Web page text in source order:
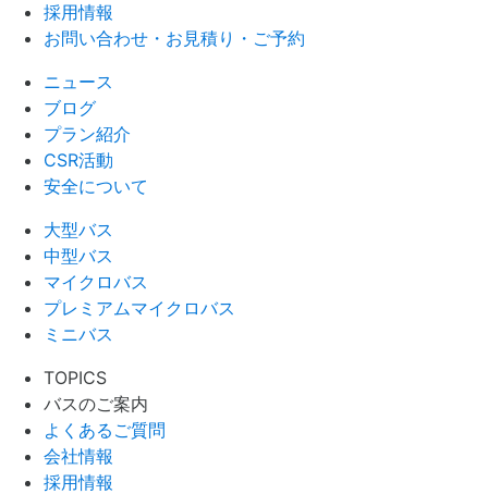
採用情報
お問い合わせ・お見積り・ご予約
ニュース
ブログ
プラン紹介
CSR活動
安全について
大型バス
中型バス
マイクロバス
プレミアムマイクロバス
ミニバス
TOPICS
バスのご案内
よくあるご質問
会社情報
採用情報